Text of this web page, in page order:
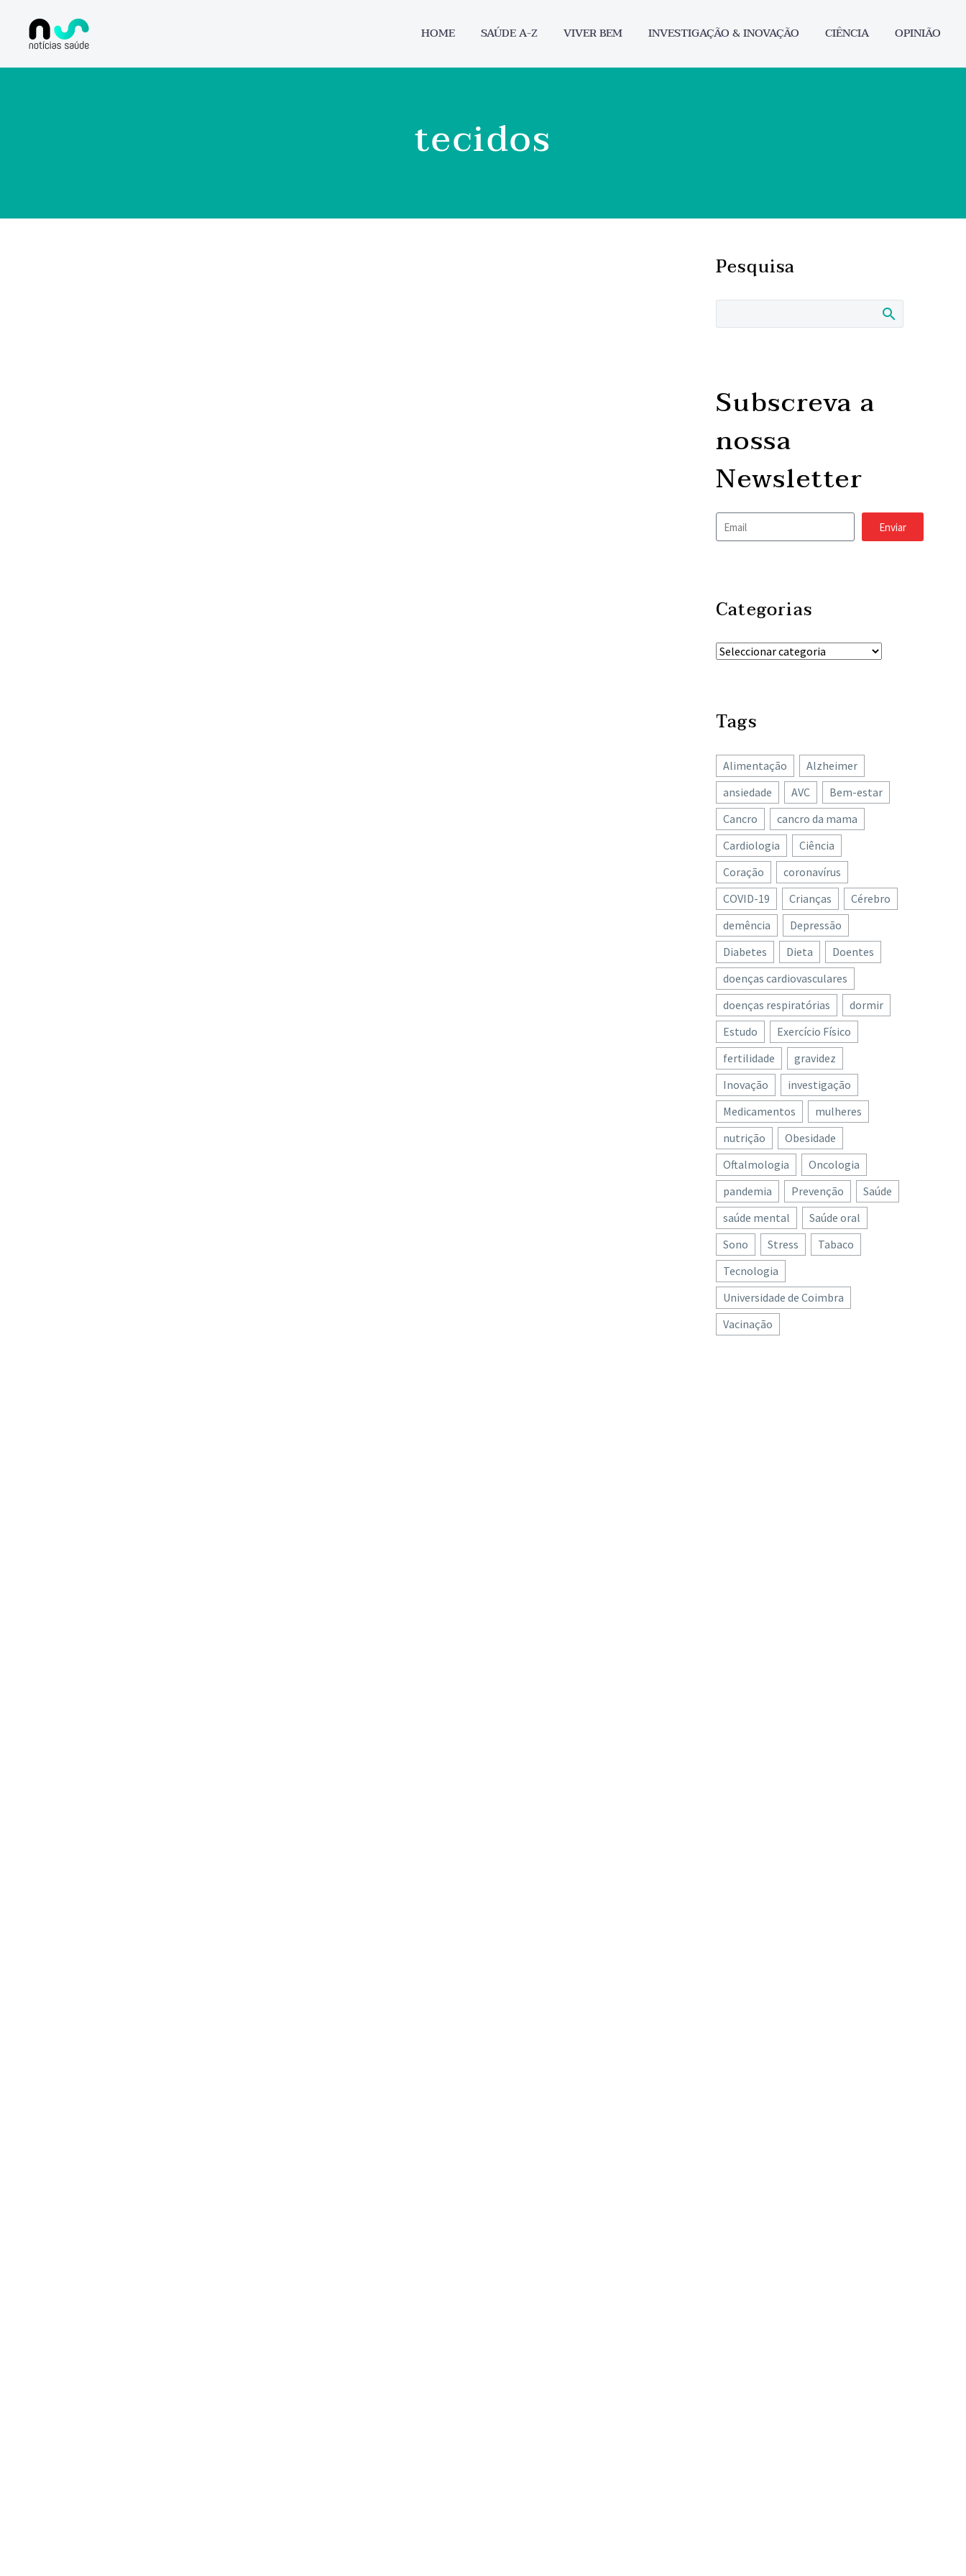
HOME SAÚDE A-Z VIVER BEM INVESTIGAÇÃO & INOVAÇÃO CIÊNCIA OPINIÃO
tecidos
Pesquisa
Subscreva a
nossa
Newsletter
Enviar
Categorias
Tags
Alimentação
Alzheimer
ansiedade
AVC
Bem-estar
Cancro
cancro da mama
Cardiologia
Ciência
Coração
coronavírus
COVID-19
Crianças
Cérebro
demência
Depressão
Diabetes
Dieta
Doentes
doenças cardiovasculares
doenças respiratórias
dormir
Estudo
Exercício Físico
fertilidade
gravidez
Inovação
investigação
Medicamentos
mulheres
nutrição
Obesidade
Oftalmologia
Oncologia
pandemia
Prevenção
Saúde
saúde mental
Saúde oral
Sono
Stress
Tabaco
Tecnologia
Universidade de Coimbra
Vacinação